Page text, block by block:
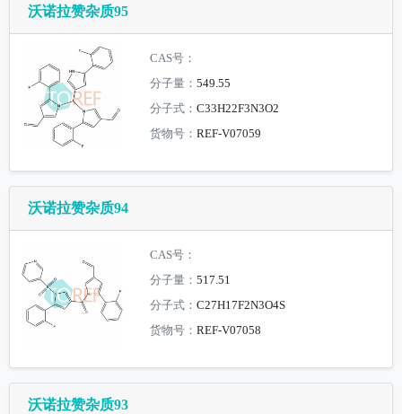
沃诺拉赞杂质95
CAS号：
分子量：549.55
分子式：C33H22F3N3O2
货物号：REF-V07059
沃诺拉赞杂质94
CAS号：
分子量：517.51
分子式：C27H17F2N3O4S
货物号：REF-V07058
沃诺拉赞杂质93